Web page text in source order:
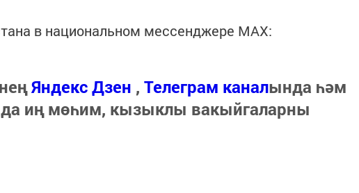
в национальном мессенджере MАХ:
Яндекс Дзен , Телеграм каналында һәм
иң мөһим, кызыклы вакыйгаларны